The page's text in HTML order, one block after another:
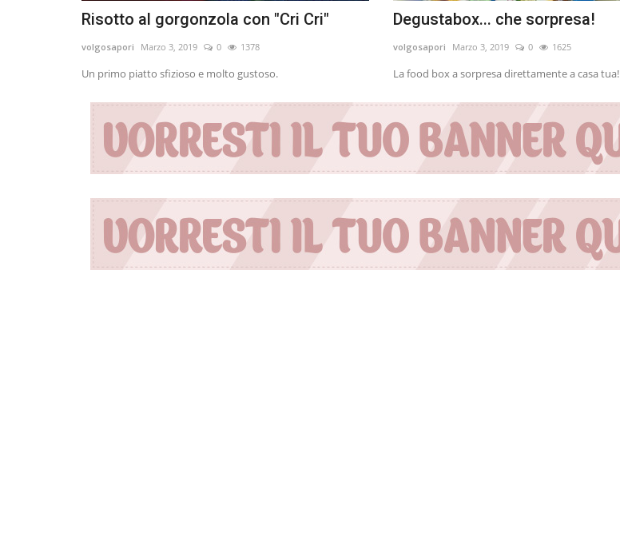
Risotto al gorgonzola con "Cri Cri"
volgosapori Marzo 3, 2019 0 1378
Un primo piatto sfizioso e molto gustoso.
Degustabox... che sorpresa!
volgosapori Marzo 3, 2019 0 1625
La food box a sorpresa direttamente a casa tua!